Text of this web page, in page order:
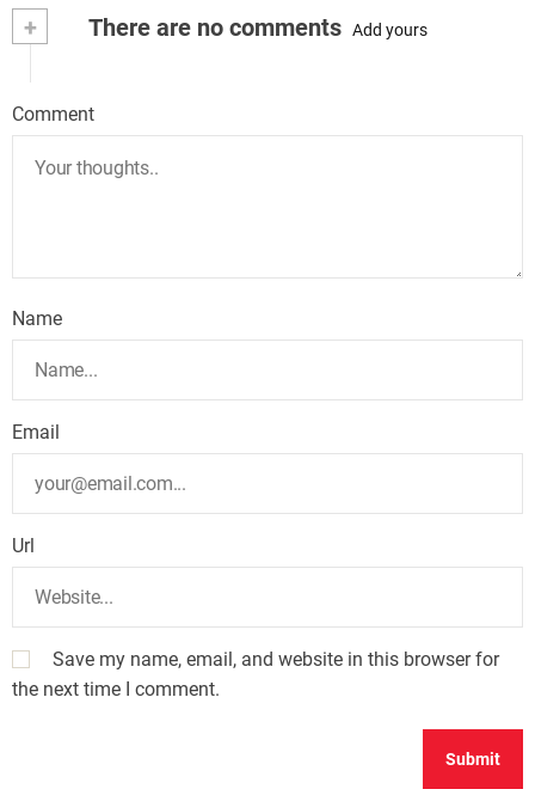
+ There are no comments Add yours
Comment
Name
Email
Url
Save my name, email, and website in this browser for
the next time I comment.